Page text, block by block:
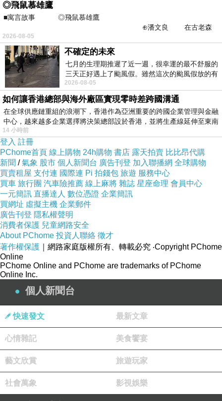
天龍八部
(戲劇「天龍八部」主題曲，鍾漢良主演)
﹝曲：林海、馮碩／詞：沈永峰﹞
無份有緣 往事如煙 相見爭如不見
念你千遍 萬里嬋娟 月圓月缺纏綿
江山如畫 美人如雪 落花流水人間
千秋功業 人生百年 自古繁華轉眼
愛恨情仇一念生一念滅 歲月如花一邊開一邊謝
美人在側 兄弟並肩 生死相許 灑熱血
愛恨情仇一念生一念滅 歲月如花一邊開一邊謝
美人在側 兄弟並肩 大好江山都看遍
江山如畫 美人如雪 落花流水人間
千秋功業 人生百年 自古繁華轉眼
愛恨情仇一念生一念滅 歲月如花一邊開一邊謝
美人在側 兄弟並肩 生死相許 灑熱血
◎飛鼠慕雄鷹
■寓言故事 ◎飛鼠慕雄鷹
⊕潘文良 在古老森
林的底層，住著一隻小飛鼠
2026-08-05
不確定的未來
七月的生理期推遲了近一週，很幸運的最不舒服的
三天正好遇上了颱風假。雖然這次的颱風假放的有
點虛，因為風雨不大，但這也是最想要的
2026-08-05
如何讓香港總部與海外廠區實現零時差跨國溝通
在全球供應鏈重組的浪潮下，香港作為亞洲重要的跨國企業管理與金融
中心，越來越多企業選擇將決策總部設於香港，並將生產線延伸至東南
14 小時前
登入 註冊
PChome首頁 線上購物 24h購物 書店 露天拍賣 比比昂代購
新聞 /氣象 股市 個人新聞台 廣告刊登 加入聯播網 全球購物
買賣租屋 支付連 國際連 Pi 拍錢包 旅遊 服務中心
買車 旅行團 汽車險推薦 線上麻將 雜誌 星座命理 會員中心
一元簡訊 直播達人 數位憑證 企業簡訊
買網址 虛擬主機 企業郵件
廣告刊登 隱私權聲明
消費者保護 兒童網路安全
About PChome 投資人聯絡 徵才
著作權保護 ｜網路家庭版權所有、轉載必究 ‧Copyright PChome
Online
PChome Online and PChome are trademarks of PChome
Online Inc.
個人新聞台
快速發文 最新文章
心情雜記 美食饗宴
藝文欣賞 旅遊玩家
社會萬象 影視娛樂